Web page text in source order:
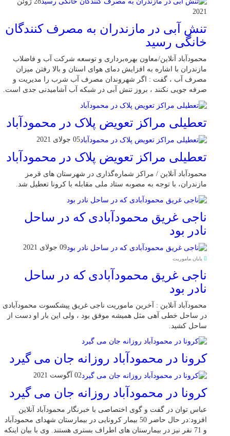
2021
تنش آبی در مازندران به مصرف كنندگان
خانگی رسيد
محمودآباد آنلاین/معاون بهره‌برداری و توسعه شرکت آب و فاضلاب
مازندران با اشاره به افزایش دمای هوای استان و بالا رفتن میزان
مصرف آب ، گفت : اگر شهروندان مصرف آب شرب را مدیریت و
صرفه جویی نکنند ، بروز تنش آبی در شبکه آب آشامیدنی جدی است.
تعطیلی مراکز تعویض پلاک در محمودآباد
05 جولای 2021
تعطیلی مراکز تعویض پلاک در محمودآباد
محمودآباد آنلاین / مراکز شماره‌گذاری در شهر‌ستان های قرمز
مازندران، با توجه به مصوبه ستاد ملی مقابله با کرونا تعطیل شد.
ناجی غریق محمودآبادی که در ساحل
نادر بود
09 جولای 2021
پایان ماموریت
ناجی غریق محمودآبادی که در ساحل
نادر بود
محمودآباد آنلاین : آخرین ماموریت ناجی غریق پیشکسوت محمودآبادی
در ساحل خطی آهی مثل همیشه موفق بود ، ولی این بار او دست از
ساحل کشید.
کرونا در محمودآباد روزانه جان می گیرد
02 آگوست 2021
کرونا در محمودآباد روزانه جان می گیرد
عباس توان در گفت و گوی اختصاصی با خبرنگار محمودآباد آنلاین
افزود:در حال حاضر 50 بیمار کرونایی در بیمارستان شهدای محمودآباد
و 71 نفر نیز در بیمارستان های اطراف بستری هستند. وی با بیان اینکه